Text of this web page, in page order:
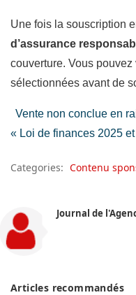
Une fois la souscription
d’assurance
couverture. Vous
sélectionnées avant de
Vente non conclue en
« Loi de finances 2025
Categories: Contenu
Journal de
Articles recommandés